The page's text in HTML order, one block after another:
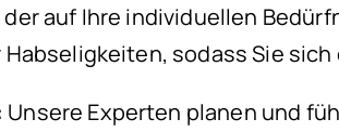
auf Ihre individuellen
Habseligkeiten, sodass Sie
Unsere Experten planen und